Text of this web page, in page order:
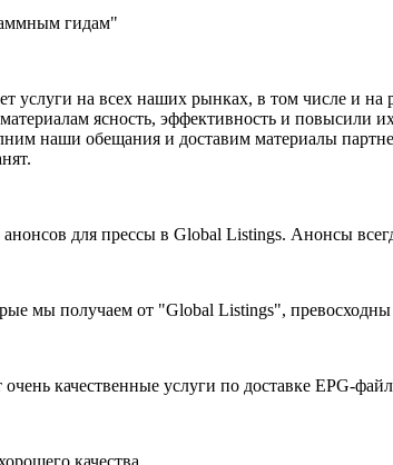
гидам"
услуги на всех наших рынках, в том числе и
ясность, эффективность и повысили
наши обещания и доставим материалы
для прессы в Global Listings. Анонсы
мы получаем от "Global Listings", превосходны
качественные услуги по доставке EPG-
качества